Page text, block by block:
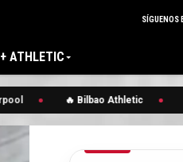
SÍGUENOS
+ ATHLETIC
🔥 Bilbao Athletic